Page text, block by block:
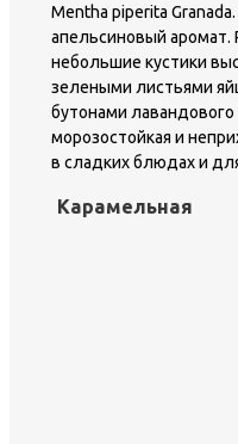
Mentha piperita
апельсиновый аромат.
небольшие кустики
зелеными листьями
бутонами лавандового
морозостойкая и
в сладких блюдах и
Карамельная